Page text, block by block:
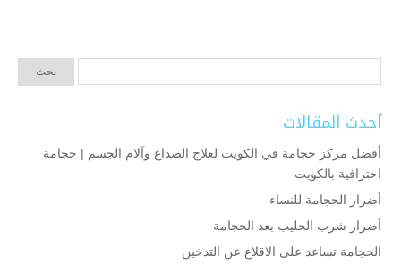
أحدث المقالات
أفضل مركز حجامة في الكويت لعلاج الصداع وآلام الجسم | حجامة
احترافية بالكويت
أضرار الحجامة للنساء
أضرار شرب الحليب بعد الحجامة
الحجامة تساعد على الاقلاع عن التدخين